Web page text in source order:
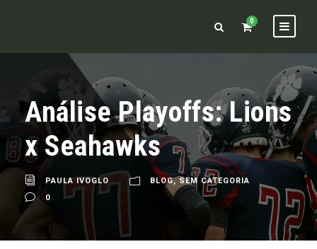
0
Análise Playoffs: Lions
x Seahawks
PAULA IVOGLO BLOG, SEM CATEGORIA
0